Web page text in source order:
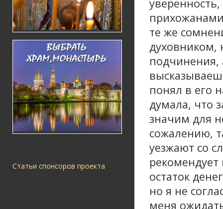
Статьи спонсоров проекта
те же
духовником,
подчинения,
понял в его
думала, что
значим для
сожалению,
уезжают со
остаток
но я не
меня